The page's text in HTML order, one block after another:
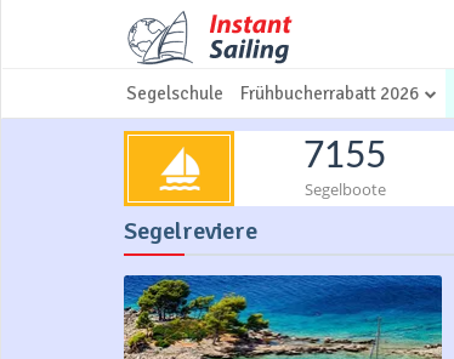
Segelschule Frühbucherrabatt 2026
7155
Segelboote
Segelreviere